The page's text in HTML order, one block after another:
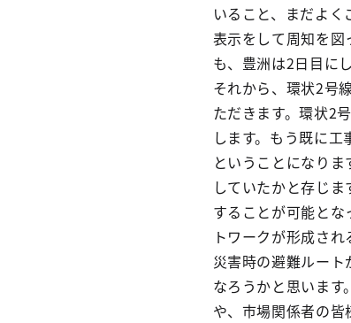
いること、まだよ
表示をして周知を
も、豊洲は2日目に
それから、環状2号
ただきます。環状2
します。もう既に
ということになり
していたかと存じ
することが可能と
トワークが形成さ
災害時の避難ルー
なろうかと思いま
や、市場関係者の皆